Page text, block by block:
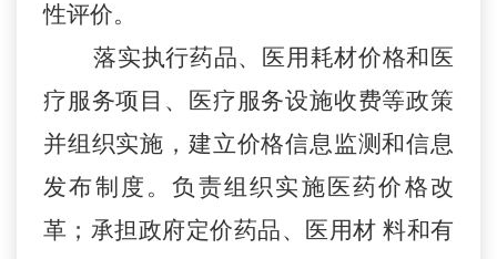
性评价。
落实执行药品、医用耗材价格和医
疗服务项目、医疗服务设施收费等政策
并组织实施，建立价格信息监测和信息
发布制度。负责组织实施医药价格改
革；承担政府定价药品、医用材 料和有